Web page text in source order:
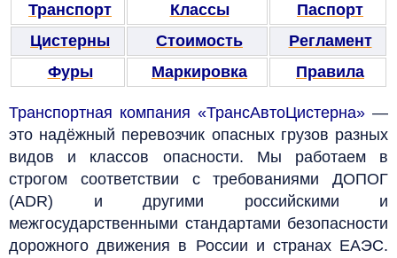
Транспорт
Классы
Паспорт
Цистерны
Стоимость
Регламент
Фуры
Маркировка Правила
Транспортная компания «ТрансАвтоЦистерна» —
это надёжный перевозчик опасных грузов разных
видов и классов опасности. Мы работаем в
строгом соответствии с требованиями ДОПОГ
(ADR) и другими российскими и
межгосударственными стандартами безопасности
дорожного движения в России и странах ЕАЭС.